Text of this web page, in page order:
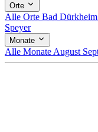
Orte
Alle Orte Bad Dürkheim
Speyer
Monate
Alle Monate August